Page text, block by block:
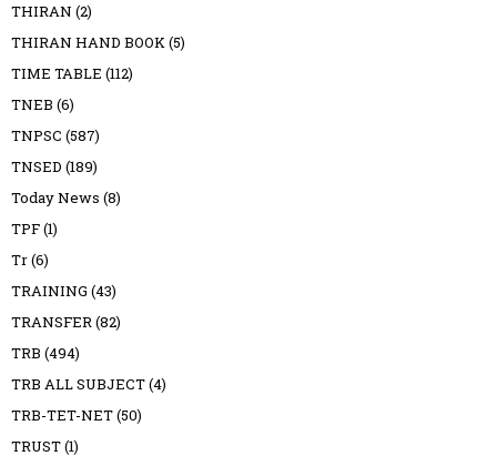
THIRAN (2)
THIRAN HAND BOOK(5)
TIME TABLE (112)
TNEB (6)
TNPSC (587)
TNSED (189)
Today News (8)
TPF(1)
Tr(6)
TRAINING (43)
TRANSFER(82)
TRB (494)
TRB ALL SUBJECT(4)
TRB-TET-NET(50)
TRUST(1)